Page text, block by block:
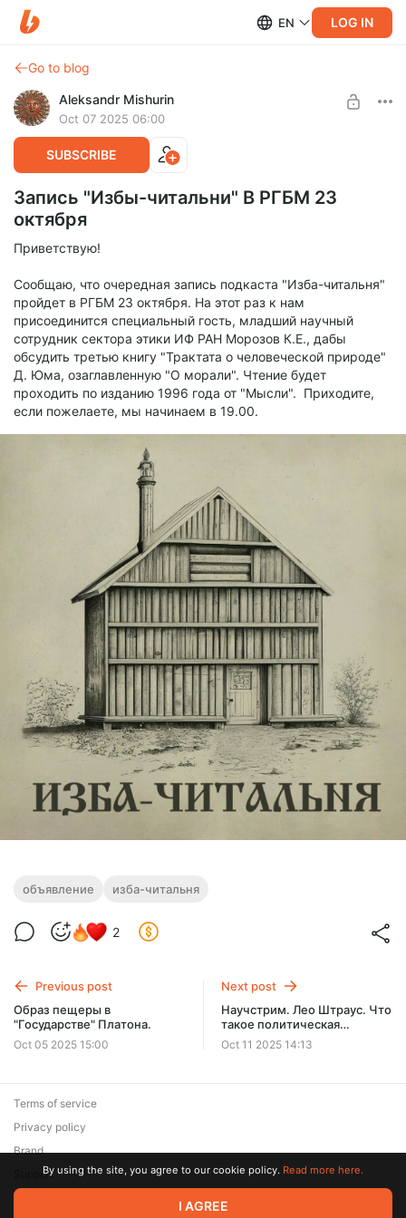
EN LOG IN
Go to blog
Aleksandr Mishurin
Oct 07 2025 06:00
SUBSCRIBE
Запись "Избы-читальни" В РГБМ 23
октября
Приветствую!
Сообщаю, что очередная запись подкаста "Изба-читальня"
пройдет в РГБМ 23 октября. На этот раз к нам
присоединится специальный гость, младший научный
сотрудник сектора этики ИФ РАН Морозов К.Е., дабы
обсудить третью книгу "Трактата о человеческой природе"
Д. Юма, озаглавленную "О морали". Чтение будет
проходить по изданию 1996 года от "Мысли". Приходите,
если пожелаете, мы начинаем в 19.00.
объявление изба-читальня
2
Previous post
Образ пещеры в
"Государстве" Платона.
Oct 05 2025 15:00
Next post
Научстрим. Лео Штраус. Что
такое политическая
философия? #6.
Oct 11 2025 14:13
© 2026 Zaya Solutions Limited. All rights reserved. All trademarks
Terms of service
Privacy policy
Brand
SupportBy using the site, you agree to our cookie policy. Read more here.
I AGREE